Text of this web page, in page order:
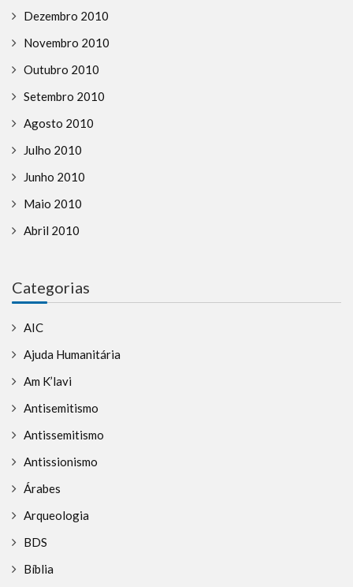
Dezembro 2010
Novembro 2010
Outubro 2010
Setembro 2010
Agosto 2010
Julho 2010
Junho 2010
Maio 2010
Abril 2010
Categorias
AIC
Ajuda Humanitária
Am K’lavi
Antisemitismo
Antissemitismo
Antissionismo
Árabes
Arqueologia
BDS
Bíblia